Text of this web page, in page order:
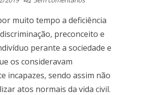
muito tempo a deficiência
preconceito e
perante a sociedade e
os consideravam
incapazes, sendo assim não
atos normais da vida civil.